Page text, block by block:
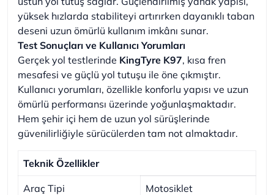
yüksek hızlarda stabiliteyi artırırken dayanıklı taban
deseni uzun ömürlü kullanım imkânı sunar.
Test Sonuçları ve Kullanıcı Yorumları
Gerçek yol testlerinde KingTyre K97, kısa fren
mesafesi ve güçlü yol tutuşu ile öne çıkmıştır.
Kullanıcı yorumları, özellikle konforlu yapısı ve uzun
ömürlü performansı üzerinde yoğunlaşmaktadır.
Hem şehir içi hem de uzun yol sürüşlerinde
güvenilirliğiyle sürücülerden tam not almaktadır.
Teknik Özellikler
Araç Tipi Motosiklet